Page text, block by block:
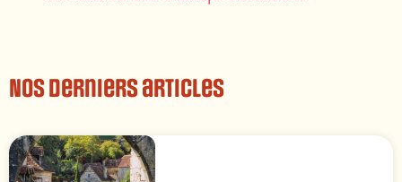
Nos derniers articles